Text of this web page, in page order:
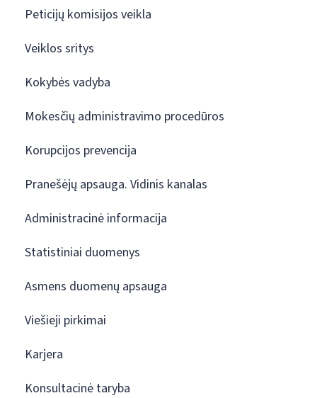
Peticijų komisijos veikla
Veiklos sritys
Kokybės vadyba
Mokesčių administravimo procedūros
Korupcijos prevencija
Pranešėjų apsauga. Vidinis kanalas
Administracinė informacija
Statistiniai duomenys
Asmens duomenų apsauga
Viešieji pirkimai
Karjera
Konsultacinė taryba